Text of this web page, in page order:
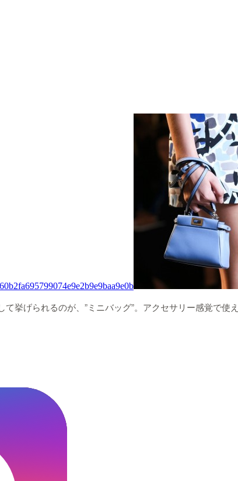
挙げられるのが、”ミニバッグ”。アクセサリー感覚で使